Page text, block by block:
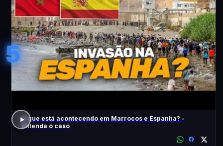
5
O que está acontecendo em Marrocos e Espanha? -
Entenda o caso